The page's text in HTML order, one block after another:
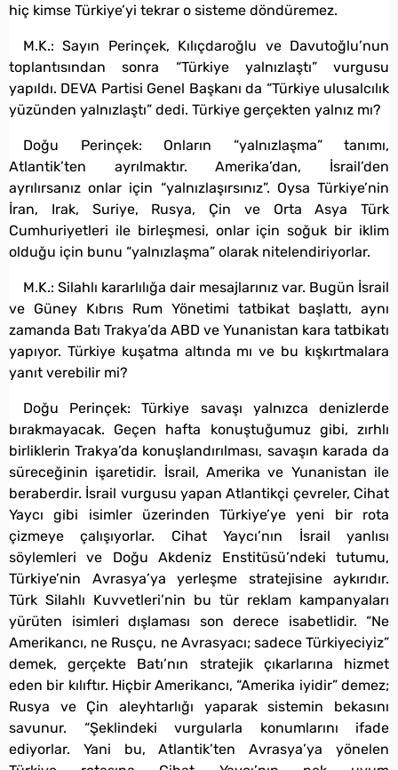
hiç kimse Türkiye’yi tekrar o sisteme döndüremez.
M.K.: Sayın Perinçek, Kılıçdaroğlu ve Davutoğlu’nun
toplantısından sonra “Türkiye yalnızlaştı” vurgusu
yapıldı. DEVA Partisi Genel Başkanı da “Türkiye ulusalcılık
yüzünden yalnızlaştı” dedi. Türkiye gerçekten yalnız mı?
Doğu Perinçek: Onların “yalnızlaşma” tanımı,
Atlantik’ten ayrılmaktır. Amerika’dan, İsrail’den
ayrılırsanız onlar için “yalnızlaşırsınız”. Oysa Türkiye’nin
İran, Irak, Suriye, Rusya, Çin ve Orta Asya Türk
Cumhuriyetleri ile birleşmesi, onlar için soğuk bir iklim
olduğu için bunu “yalnızlaşma” olarak nitelendiriyorlar.
M.K.: Silahlı kararlılığa dair mesajlarınız var. Bugün İsrail
ve Güney Kıbrıs Rum Yönetimi tatbikat başlattı, aynı
zamanda Batı Trakya’da ABD ve Yunanistan kara tatbikatı
yapıyor. Türkiye kuşatma altında mı ve bu kışkırtmalara
yanıt verebilir mi?
Doğu Perinçek: Türkiye savaşı yalnızca denizlerde
bırakmayacak. Geçen hafta konuştuğumuz gibi, zırhlı
birliklerin Trakya’da konuşlandırılması, savaşın karada da
süreceğinin işaretidir. İsrail, Amerika ve Yunanistan ile
beraberdir. İsrail vurgusu yapan Atlantikçi çevreler, Cihat
Yaycı gibi isimler üzerinden Türkiye’ye yeni bir rota
çizmeye çalışıyorlar. Cihat Yaycı’nın İsrail yanlısı
söylemleri ve Doğu Akdeniz Enstitüsü’ndeki tutumu,
Türkiye’nin Avrasya’ya yerleşme stratejisine aykırıdır.
Türk Silahlı Kuvvetleri’nin bu tür reklam kampanyaları
yürüten isimleri dışlaması son derece isabetlidir. “Ne
Amerikancı, ne Rusçu, ne Avrasyacı; sadece Türkiyeciyiz”
demek, gerçekte Batı’nın stratejik çıkarlarına hizmet
eden bir kılıftır. Hiçbir Amerikancı, “Amerika iyidir” demez;
Rusya ve Çin aleyhtarlığı yaparak sistemin bekasını
savunur. “Şeklindeki vurgularla konumlarını ifade
ediyorlar. Yani bu, Atlantik’ten Avrasya’ya yönelen